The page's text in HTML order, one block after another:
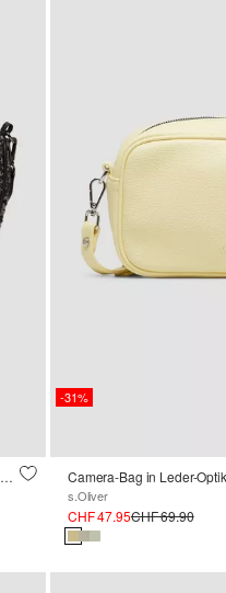
Half-Moon-Bag aus Fake Fur mit längenverstellbarem Schultergurt
-31%
s.Oliver
CHF 47.95CHF 69.90